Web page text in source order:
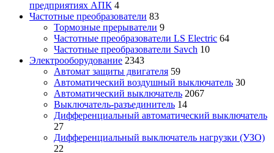
предприятиях АПК 4
Частотные преобразователи 83
Тормозные прерыватели 9
Частотные преобразователи LS Electric 64
Частотные преобразователи Savch 10
Электрооборудование 2343
Автомат защиты двигателя 59
Автоматический воздушный выключатель 30
Автоматический выключатель 2067
Выключатель-разъединитель 14
Дифференциальный автоматический выключатель
27
Дифференциальный выключатель нагрузки (УЗО)
22